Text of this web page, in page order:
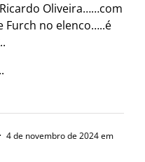
Oliveira……com
Furch no elenco…..é
4 de novembro de 2024 em